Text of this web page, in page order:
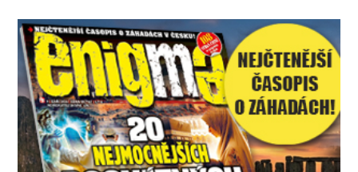
pouhých několik minut od tohoto parkoviště,“
zeptá se suverénně jeden z nich. P